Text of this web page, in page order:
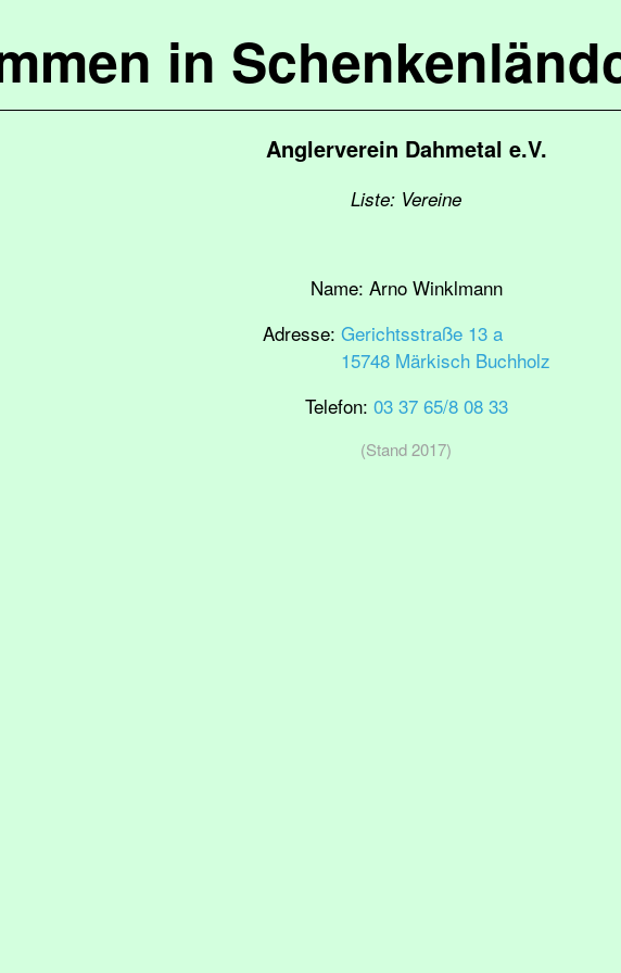
in
Anglerverein Dahmetal e.V.
Liste: Vereine
Name: Arno Winklmann
Adresse: Gerichtsstraße 13 a
15748 Märkisch Buchholz
Telefon: 03 37 65/8 08 33
(Stand 2017)